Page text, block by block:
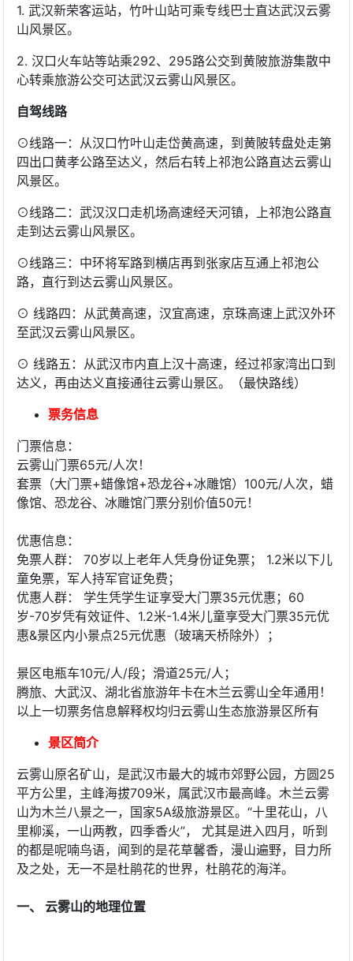
1. 武汉新荣客运站，竹叶山站可乘专线巴士直达武汉云雾
山风景区。
2. 汉口火车站等站乘292、295路公交到黄陂旅游集散中
心转乘旅游公交可达武汉云雾山风景区。
自驾线路
⊙线路一：从汉口竹叶山走岱黄高速，到黄陂转盘处走第
四出口黄孝公路至达义，然后右转上祁泡公路直达云雾山
风景区。
⊙线路二：武汉汉口走机场高速经天河镇，上祁泡公路直
走到达云雾山风景区。
⊙线路三：中环将军路到横店再到张家店互通上祁泡公
路，直行到达云雾山风景区。
⊙ 线路四：从武黄高速，汉宜高速，京珠高速上武汉外环
至武汉云雾山风景区。
⊙ 线路五：从武汉市内直上汉十高速，经过祁家湾出口到
达义，再由达义直接通往云雾山景区。（最快路线）
票务信息
门票信息：
云雾山门票65元/人次！
套票（大门票+蜡像馆+恐龙谷+冰雕馆）100元/人次，蜡
像馆、恐龙谷、冰雕馆门票分别价值50元！
优惠信息：
免票人群： 70岁以上老年人凭身份证免票； 1.2米以下儿
童免票，军人持军官证免费；
优惠人群： 学生凭学生证享受大门票35元优惠；60
岁-70岁凭有效证件、1.2米-1.4米儿童享受大门票35元优
惠&景区内小景点25元优惠（玻璃天桥除外）；
景区电瓶车10元/人/段；滑道25元/人；
腾旅、大武汉、湖北省旅游年卡在木兰云雾山全年通用！
以上一切票务信息解释权均归云雾山生态旅游景区所有
景区简介
云雾山原名矿山，是武汉市最大的城市郊野公园，方圆25
平方公里，主峰海拔709米，属武汉市最高峰。木兰云雾
山为木兰八景之一，国家5A级旅游景区。“十里花山，八
里柳溪，一山两教，四季香火”， 尤其是进入四月，听到
的都是呢喃鸟语，闻到的是花草馨香，漫山遍野，目力所
及之处，无一不是杜鹃花的世界，杜鹃花的海洋。
一、 云雾山的地理位置